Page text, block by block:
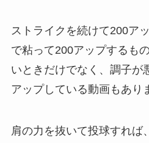
ストライクを続けて200ア
で粘って200アップするも
いときだけでなく、調子が
アップしている動画もあり
肩の力を抜いて投球すれば